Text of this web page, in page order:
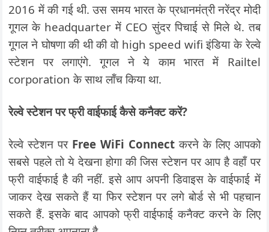
2016 में की गई थी. उस समय भारत के प्रधानमंत्री नरेंद्र मोदी
गूगल के headquarter में CEO सुंदर पिचाई से मिले थे. तब
गूगल ने घोषणा की थी की वो high speed wifi इंडिया के रेल्वे
स्टेशन पर लगाएंगे. गूगल ने ये काम भारत में Railtel
corporation के साथ लॉंच किया था.
रेल्वे स्टेशन पर फ्री वाईफाई कैसे कनैक्ट करें?
रेल्वे स्टेशन पर Free WiFi Connectकरने के लिए आपको
सबसे पहले तो ये देखना होगा की जिस स्टेशन पर आप है वहाँ पर
फ्री वाईफाई है की नहीं. इसे आप अपनी डिवाइस के वाईफाई में
जाकर देख सकते हैं या फिर स्टेशन पर लगे बोर्ड से भी पहचान
सकते हैं. इसके बाद आपको फ्री वाईफाई कनैक्ट करने के लिए